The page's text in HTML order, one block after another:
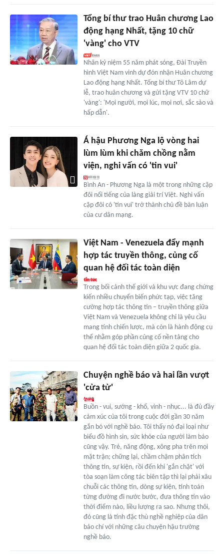
Tổng bí thư trao Huân chương Lao
động hạng Nhất, tặng 10 chữ
'vàng' cho VTV
Nhân kỷ niệm 55 năm phát sóng, Đài Truyền
hình Việt Nam vinh dự đón nhận Huân chương
Lao động hạng Nhất. Tổng bí thư Tô Lâm dự
lễ, trao huân chương và gửi tặng VTV 10 chữ
'vàng': 'Mọi người, mọi lúc, mọi nơi, sắc sảo và
hấp dẫn'.
Á hậu Phương Nga lộ vòng hai
lùm lùm khi chăm chồng nằm
viện, nghi vấn có 'tin vui'
Bình An - Phương Nga là một trong những cặp
đôi nổi tiếng của làng giải trí Việt. Nghi vấn
cặp đôi có 'tin vui' trở thành chủ đề bàn luận
của cư dân mạng.
Việt Nam - Venezuela đẩy mạnh
hợp tác truyền thông, củng cố
quan hệ đối tác toàn diện
Trong bối cảnh thế giới và khu vực đang chứng
kiến nhiều chuyển biến phức tạp, việc tăng
cường hợp tác thông tin – truyền thông giữa
Việt Nam và Venezuela không chỉ là yêu cầu
mang tính chiến lược, mà còn là hành động cụ
thể nhằm góp phần củng cố nền tảng cho
quan hệ đối tác toàn diện giữa 2 quốc gia.
Chuyện nghề báo và hai lần vượt
'cửa tử'
Buồn - vui, sướng - khổ, vinh - nhục... là đủ đầy
cảm xúc của tôi trong cuộc đời gần 30 năm
gắn bó với nghề báo. Tôi thấy nó đại loại như
biểu đồ hình sin, sức khỏe của người làm báo
cũng vậy. Trẻ, năng động, xông pha trên mọi
mặt trận; chững lại, chầm chậm phân tích
thông tin, sự kiện, rồi đến khi 'gắn chặt' với
tòa soạn làm công tác biên tập thì lại phải xâu
chuỗi các thông tin, dòng sự kiện, tính toán
từng đường đi nước bước, đưa thông tin vào
thời điểm nào, liều lượng ra sao. Nhưng thôi,
đó cũng là tính đặc thù nghề nghiệp của dân
báo chí với những câu chuyện hậu trường
nghề báo.